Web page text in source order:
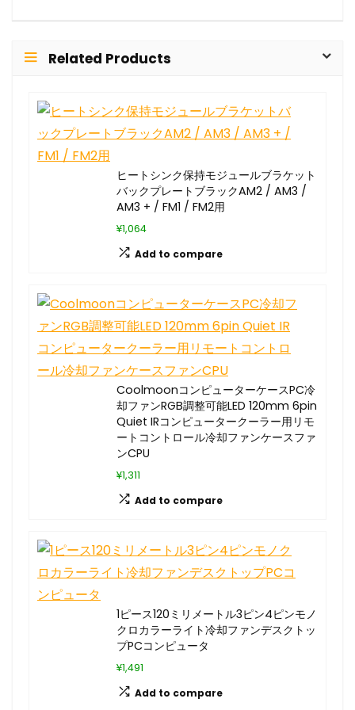
Related Products
ヒートシンク保持モジュールブラケット
バックプレートブラックAM2 / AM3 /
AM3 + / FM1 / FM2用
¥1,064
Add to compare
CoolmoonコンピューターケースPC冷
却ファンRGB調整可能LED 120mm 6pin
Quiet IRコンピュータークーラー用リモ
ートコントロール冷却ファンケースファ
ンCPU
¥1,311
Add to compare
1ピース120ミリメートル3ピン4ピンモノ
クロカラーライト冷却ファンデスクトッ
プPCコンピュータ
¥1,491
Add to compare